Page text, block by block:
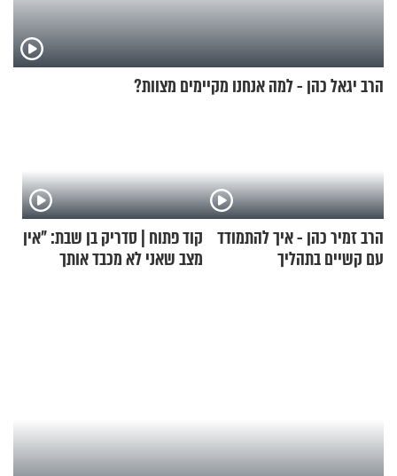
הרב יגאל כהן - למה אנחנו מקיימים מצוות?
הרב זמיר כהן - איך להתמודד
עם קשיים בתהליך
קוד פתוח | סדריק בן שבת: "אין
מצב שאני לא מכבד אותך